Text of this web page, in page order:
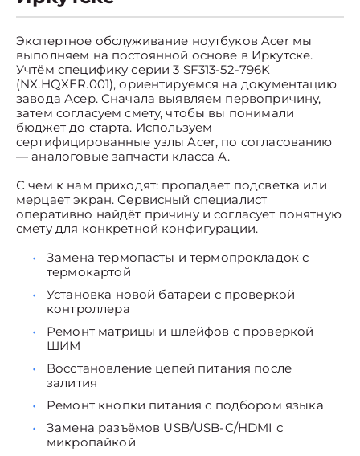
Экспертное обслуживание ноутбуков Acer мы
выполняем на постоянной основе в Иркутске.
Учтём специфику серии 3 SF313-52-796K
(NX.HQXER.001), ориентируемся на документацию
завода Асер. Сначала выявляем первопричину,
затем согласуем смету, чтобы вы понимали
бюджет до старта. Используем
сертифицированные узлы Acer, по согласованию
— аналоговые запчасти класса A.
С чем к нам приходят: пропадает подсветка или
мерцает экран. Сервисный специалист
оперативно найдёт причину и согласует понятную
смету для конкретной конфигурации.
Замена термопасты и термопрокладок с
термокартой
Установка новой батареи с проверкой
контроллера
Ремонт матрицы и шлейфов с проверкой
ШИМ
Восстановление цепей питания после
залития
Ремонт кнопки питания с подбором языка
Замена разъёмов USB/USB-C/HDMI с
микропайкой